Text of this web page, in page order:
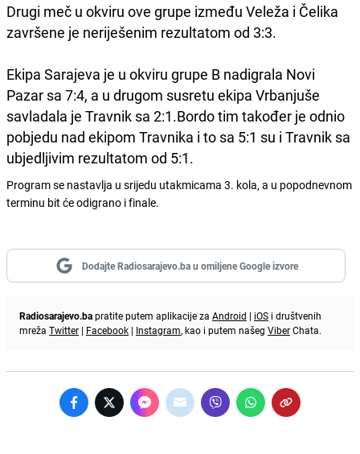
Drugi meč u okviru ove grupe između Veleža i Čelika
završene je neriješenim rezultatom od 3:3.
Ekipa Sarajeva je u okviru grupe B nadigrala Novi
Pazar sa 7:4, a u drugom susretu ekipa Vrbanjuše
savladala je Travnik sa 2:1.Bordo tim također je odnio
pobjedu nad ekipom Travnika i to sa 5:1 su i Travnik sa
ubjedljivim rezultatom od 5:1.
Program se nastavlja u srijedu utakmicama 3. kola, a u popodnevnom
terminu bit će odigrano i finale.
Dodajte Radiosarajevo.ba u omiljene Google izvore
Radiosarajevo.bapratite putem aplikacije za Android | iOS i društvenih
mreža Twitter | Facebook | Instagram, kao i putem našeg ViberChata.